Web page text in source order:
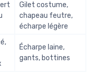
Gilet costume,
chapeau feutre,
écharpe légère
Écharpe laine,
gants, bottines